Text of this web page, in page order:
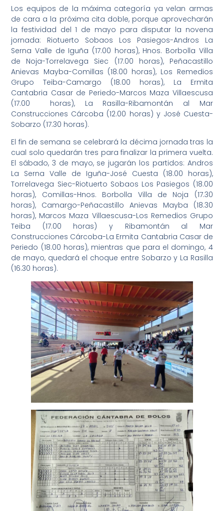
Los equipos de la máxima categoría ya velan armas
de cara a la próxima cita doble, porque aprovecharán
la festividad del 1 de mayo para disputar la novena
jornada: Riotuerto Sobaos Los Pasiegos-Andros La
Serna Valle de Iguña (17.00 horas), Hnos. Borbolla Villa
de Noja-Torrelavega Siec (17.00 horas), Peñacastillo
Anievas Mayba-Comillas (18.00 horas), Los Remedios
Grupo Teiba-Camargo (18.00 horas), La Ermita
Cantabria Casar de Periedo-Marcos Maza Villaescusa
(17.00 horas), La Rasilla-Ribamontán al Mar
Construcciones Cárcoba (12.00 horas) y José Cuesta-
Sobarzo (17.30 horas).
El fin de semana se celebrará la décima jornada tras la
cual solo quedarán tres para finalizar la primera vuelta.
El sábado, 3 de mayo, se jugarán los partidos: Andros
La Serna Valle de Iguña-José Cuesta (18.00 horas),
Torrelavega Siec-Riotuerto Sobaos Los Pasiegos (18.00
horas), Comillas-Hnos. Borbolla Villa de Noja (17.30
horas), Camargo-Peñacastillo Anievas Mayba (18.30
horas), Marcos Maza Villaescusa-Los Remedios Grupo
Teiba (17.00 horas) y Ribamontán al Mar
Construcciones Cárcoba-La Ermita Cantabria Casar de
Periedo (18.00 horas), mientras que para el domingo, 4
de mayo, quedará el choque entre Sobarzo y La Rasilla
(16.30 horas).